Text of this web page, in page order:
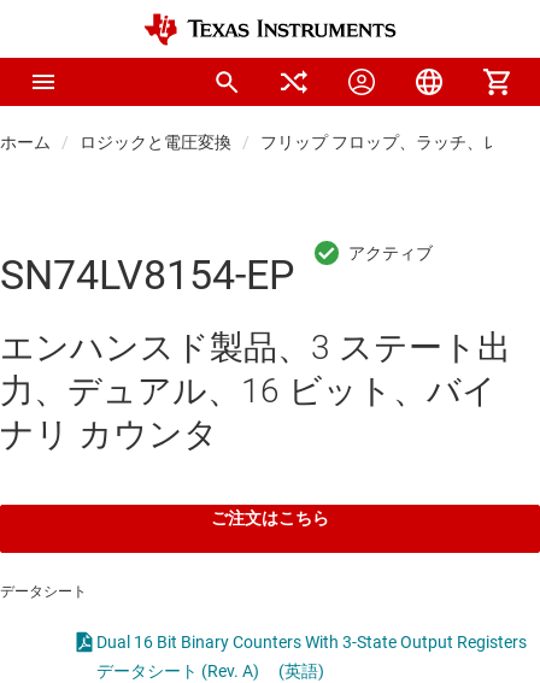
ホーム ロジックと電圧変換 フリップ フロップ、ラッチ、レジス
SN74LV8154-EP
エンハンスド製品、3 ステート出
力、デュアル、16 ビット、バイ
ナリ カウンタ
ご注文はこちら
データシート
Dual 16 Bit Binary Counters With 3-State Output Registers
データシート (Rev. A)
(英語)